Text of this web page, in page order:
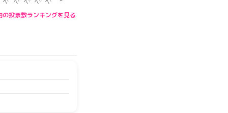
投票数ランキングを見る